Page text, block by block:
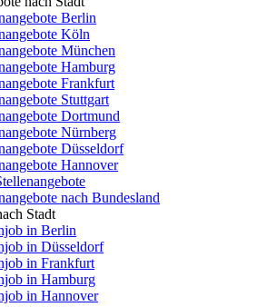
Berlin
Köln
München
Hamburg
Frankfurt
Stuttgart
Dortmund
Nürnberg
Düsseldorf
Hannover
nach Bundesland
Stadt
in Berlin
in Düsseldorf
in Frankfurt
in Hamburg
in Hannover